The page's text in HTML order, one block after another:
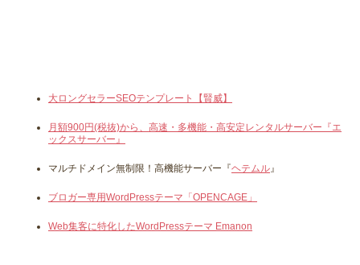
大ロングセラーSEOテンプレート【賢威】
月額900円(税抜)から、高速・多機能・高安定レンタルサーバー『エ
ックスサーバー』
マルチドメイン無制限！高機能サーバー『ヘテムル 』
ブロガー専用WordPressテーマ「OPENCAGE」
Web集客に特化したWordPressテーマ Emanon